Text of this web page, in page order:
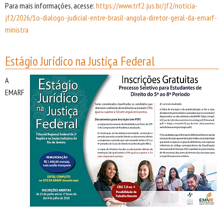
Para mais informações, acesse: https://www.trf2.jus.br/jf2/noticia-
jf2/2026/1o-dialogo-judicial-entre-brasil-angola-diretor-geral-da-emarf-
ministra
Estágio Jurídico na Justiça Federal
A
EMARF